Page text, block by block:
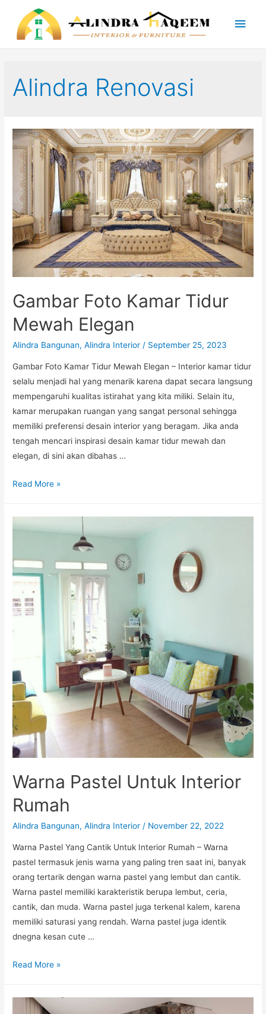
Main
Alindra Renovasi
Gambar Foto Kamar Tidur
Mewah Elegan
Alindra Bangunan,Alindra Interior / September 25, 2023
Gambar Foto Kamar Tidur Mewah Elegan – Interior kamar tidur
selalu menjadi hal yang menarik karena dapat secara langsung
mempengaruhi kualitas istirahat yang kita miliki. Selain itu,
kamar merupakan ruangan yang sangat personal sehingga
memiliki preferensi desain interior yang beragam. Jika anda
tengah mencari inspirasi desain kamar tidur mewah dan
elegan, di sini akan dibahas …
Gambar
Tidur
Elegan
Read More »
Warna Pastel Untuk Interior
Rumah
Alindra Bangunan,Alindra Interior / November 22, 2022
Warna Pastel Yang Cantik Untuk Interior Rumah – Warna
pastel termasuk jenis warna yang paling tren saat ini, banyak
orang tertarik dengan warna pastel yang lembut dan cantik.
Warna pastel memiliki karakteristik berupa lembut, ceria,
cantik, dan muda. Warna pastel juga terkenal kalem, karena
memiliki saturasi yang rendah. Warna pastel juga identik
dnegna kesan cute …
Warna
Interior
Read More »